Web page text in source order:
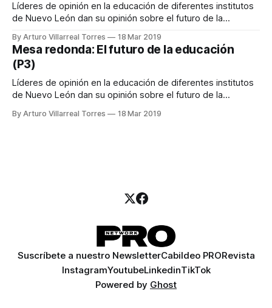
Líderes de opinión en la educación de diferentes institutos
de Nuevo León dan su opinión sobre el futuro de la
By Arturo Villarreal Torres 18 Mar 2019
Mesa redonda: El futuro de la educación
(P3)
Líderes de opinión en la educación de diferentes institutos
de Nuevo León dan su opinión sobre el futuro de la
By Arturo Villarreal Torres 18 Mar 2019
Suscríbete a nuestro NewsletterCabildeo PRORevista
InstagramYoutubeLinkedinTikTok
Powered by Ghost